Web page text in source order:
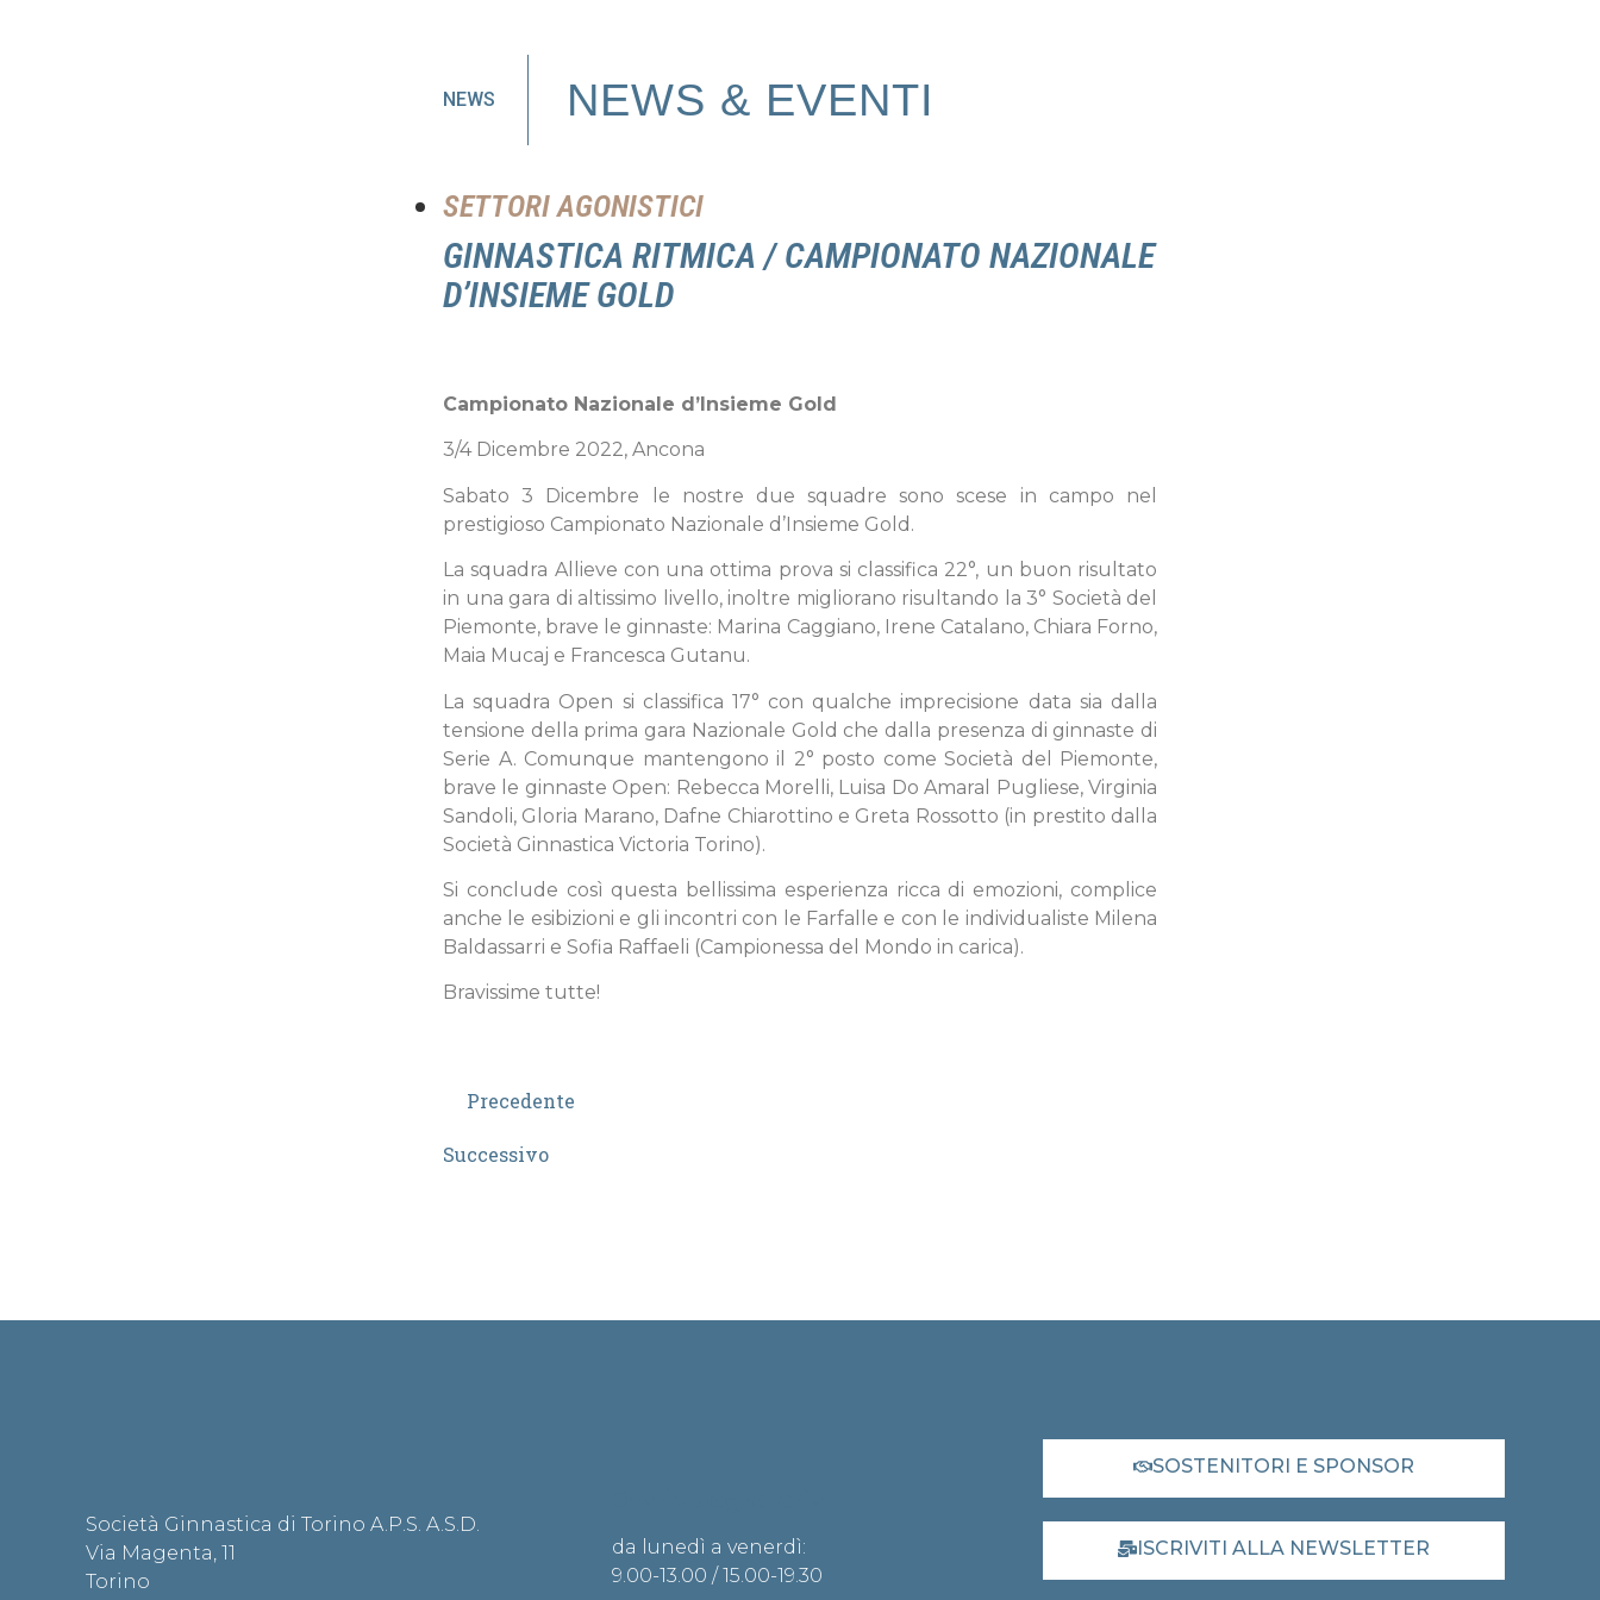
NEWS NEWS & EVENTI
SETTORI AGONISTICI
GINNASTICA RITMICA / CAMPIONATO NAZIONALE
D’INSIEME GOLD
Campionato Nazionale d’Insieme Gold
3/4 Dicembre 2022, Ancona
Sabato 3 Dicembre le nostre due squadre sono scese in campo nel
prestigioso Campionato Nazionale d’Insieme Gold.
La squadra Allieve con una ottima prova si classifica 22°, un buon risultato
in una gara di altissimo livello, inoltre migliorano risultando la 3° Società del
Piemonte, brave le ginnaste: Marina Caggiano, Irene Catalano, Chiara Forno,
Maia Mucaj e Francesca Gutanu.
La squadra Open si classifica 17° con qualche imprecisione data sia dalla
tensione della prima gara Nazionale Gold che dalla presenza di ginnaste di
Serie A. Comunque mantengono il 2° posto come Società del Piemonte,
brave le ginnaste Open: Rebecca Morelli, Luisa Do Amaral Pugliese, Virginia
Sandoli, Gloria Marano, Dafne Chiarottino e Greta Rossotto (in prestito dalla
Società Ginnastica Victoria Torino).
Si conclude così questa bellissima esperienza ricca di emozioni, complice
anche le esibizioni e gli incontri con le Farfalle e con le individualiste Milena
Baldassarri e Sofia Raffaeli (Campionessa del Mondo in carica).
Bravissime tutte!
Precedente
Successivo
Società Ginnastica di Torino A.P.S. A.S.D.
Via Magenta, 11
Torino
da lunedì a venerdì:
9.00-13.00 / 15.00-19.30
SOSTENITORI E SPONSOR
ISCRIVITI ALLA NEWSLETTER